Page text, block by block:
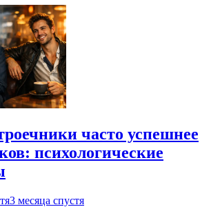
часто успешнее
психологические
3 месяца спустя